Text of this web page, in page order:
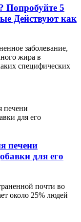
Попробуйте 5
Действуют как
заболевание,
жира в
специфических
печени
для его
почти во
около 25% людей